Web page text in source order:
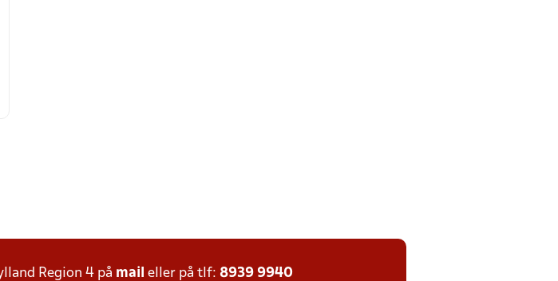
Region 4 på mail eller på tlf: 8939 9940